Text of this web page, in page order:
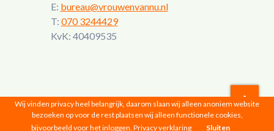
E: bureau@vrouwenvannu.nl
T: 070 3244429
KvK: 40409535
Vrouwen van Nu © 2026 |Privacyverklaring
Wij vinden privacy heel belangrijk, daarom slaan wij alleen anoniem website
bezoeken op voor de rest plaatsen wij alleen functionele cookies,
bijvoorbeeld voor het inloggen. Privacy verklaring Sluiten